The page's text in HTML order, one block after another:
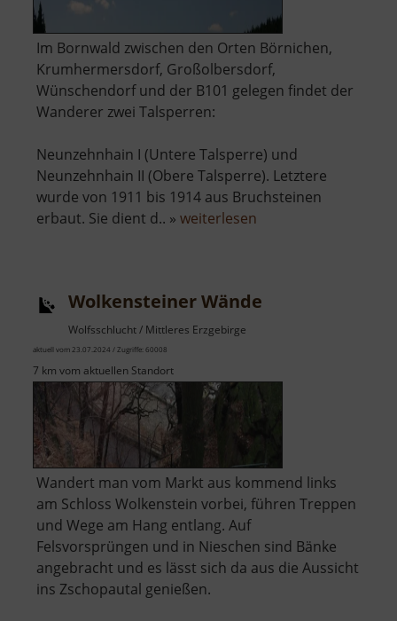
Im Bornwald zwischen den Orten Börnichen,
Krumhermersdorf, Großolbersdorf,
Wünschendorf und der B101 gelegen findet der
Wanderer zwei Talsperren:
Neunzehnhain I (Untere Talsperre) und
Neunzehnhain II (Obere Talsperre). Letztere
wurde von 1911 bis 1914 aus Bruchsteinen
erbaut. Sie dient d.. » weiterlesen
Wolkensteiner Wände
Wolfsschlucht / Mittleres Erzgebirge
aktuell vom 23.07.2024 / Zugriffe: 60008
7 km vom aktuellen Standort
Wandert man vom Markt aus kommend links
am Schloss Wolkenstein vorbei, führen Treppen
und Wege am Hang entlang. Auf
Felsvorsprüngen und in Nieschen sind Bänke
angebracht und es lässt sich da aus die Aussicht
ins Zschopautal genießen.